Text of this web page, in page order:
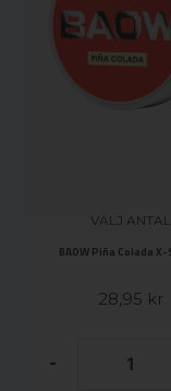
VÄLJ ANTAL
BAOW Piña Colada
28,95 kr
-